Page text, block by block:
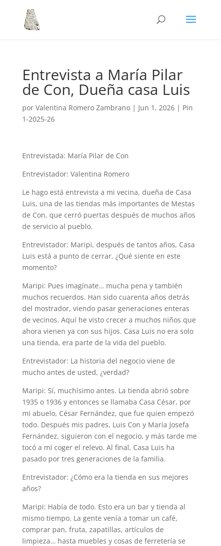
Entrevista a María Pilar
de Con, Dueña casa Luis
por Valentina Romero Zambrano| Jun 1, 2026| Pin
1-2025-26
Entrevistada: María Pilar de Con
Entrevistador: Valentina Romero
Le hago está entrevista a mi vecina, dueña de Casa
Luis, una de las tiendas más importantes de Mestas
de Con, que cerró puertas después de muchos años
de servicio al pueblo.
Entrevistador: Maripi, después de tantos años, Casa
Luis está a punto de cerrar. ¿Qué siente en este
momento?
Maripi: Pues imagínate… mucha pena y también
muchos recuerdos. Han sido cuarenta años detrás
del mostrador, viendo pasar generaciones enteras
de vecinos. Aquí he visto crecer a muchos niños que
ahora vienen ya con sus hijos. Casa Luis no era solo
una tienda, era parte de la vida del pueblo.
Entrevistador: La historia del negocio viene de
mucho antes de usted, ¿verdad?
Maripi: Sí, muchísimo antes. La tienda abrió sobre
1935 o 1936 y entonces se llamaba Casa César, por
mi abuelo, César Fernández, que fue quien empezó
todo. Después mis padres, Luis Con y María Josefa
Fernández, siguieron con el negocio, y más tarde me
tocó a mí coger el relevo. Al final, Casa Luis ha
pasado por tres generaciones de la familia.
Entrevistador: ¿Cómo era la tienda en sus mejores
años?
Maripi: Había de todo. Esto era un bar y tienda al
mismo tiempo. La gente venía a tomar un café,
comprar pan, fruta, zapatillas, artículos de
limpieza… hasta muebles y cosas de ferretería se